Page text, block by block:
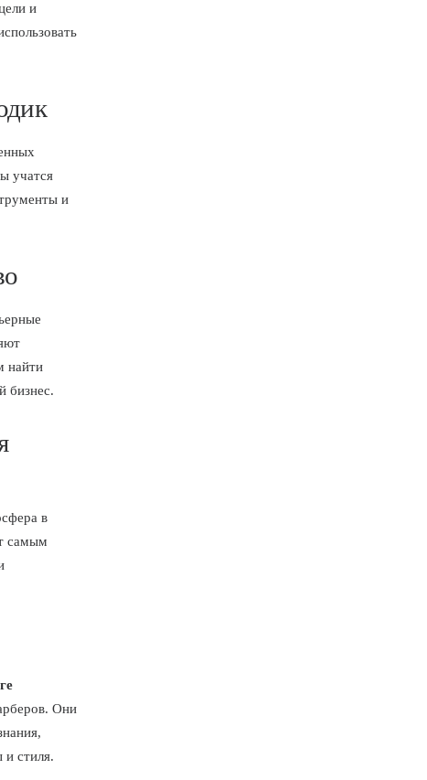
и
учатся
и
найти
бизнес.
в
самым
Они
и стиля.